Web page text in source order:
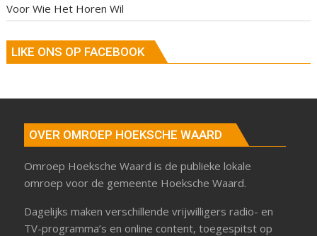
Voor Wie Het Horen Wil
LIKE ONS OP FACEBOOK
OVER OMROEP HOEKSCHE WAARD
Omroep Hoeksche Waard is de publieke lokale
omroep voor de gemeente Hoeksche Waard.
Dagelijks maken verschillende vrijwilligers radio- en
TV-programma’s en online content, toegespitst op